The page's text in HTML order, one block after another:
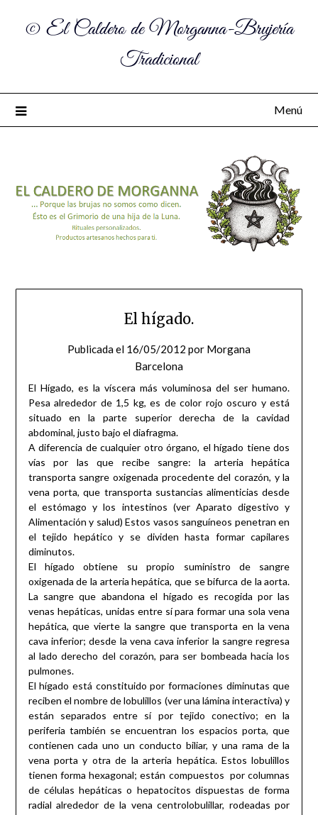
© El Caldero de Morganna-Brujería
Tradicional
Menú
El hígado.
Publicada el 16/05/2012 por Morgana
Barcelona
El Hígado, es la víscera más voluminosa del ser humano.
Pesa alrededor de 1,5 kg, es de color rojo oscuro y está
situado en la parte superior derecha de la cavidad
abdominal, justo bajo el diafragma.
A diferencia de cualquier otro órgano, el hígado tiene dos
vías por las que recibe sangre: la arteria hepática
transporta sangre oxigenada procedente del corazón, y la
vena porta, que transporta sustancias alimenticias desde
el estómago y los intestinos (ver Aparato digestivo y
Alimentación y salud) Estos vasos sanguíneos penetran en
el tejido hepático y se dividen hasta formar capilares
diminutos.
El hígado obtiene su propio suministro de sangre
oxigenada de la arteria hepática, que se bifurca de la aorta.
La sangre que abandona el hígado es recogida por las
venas hepáticas, unidas entre sí para formar una sola vena
hepática, que vierte la sangre que transporta en la vena
cava inferior; desde la vena cava inferior la sangre regresa
al lado derecho del corazón, para ser bombeada hacia los
pulmones.
El hígado está constituido por formaciones diminutas que
reciben el nombre de lobulillos (ver una lámina interactiva) y
están separados entre sí por tejido conectivo; en la
periferia también se encuentran los espacios porta, que
contienen cada uno un conducto biliar, y una rama de la
vena porta y otra de la arteria hepática. Estos lobulillos
tienen forma hexagonal; están compuestos por columnas
de células hepáticas o hepatocitos dispuestas de forma
radial alrededor de la vena centrolobulillar, rodeadas por